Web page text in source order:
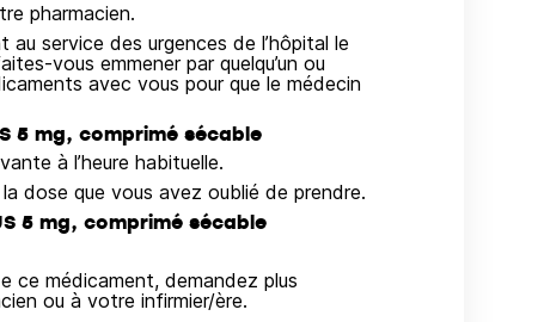
pharmacien.
service des urgences de l’hôpital le
vous emmener par quelqu’un ou
avec vous pour que le médecin
5 mg, comprimé sécable
à l’heure habituelle.
dose que vous avez oublié de prendre.
5 mg, comprimé sécable
ce médicament, demandez plus
ou à votre infirmier/ère.